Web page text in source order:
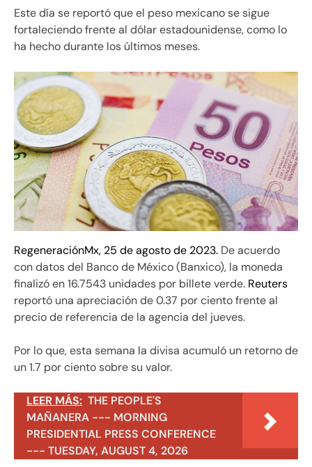
Este día se reportó que el peso mexicano se sigue
fortaleciendo frente al dólar estadounidense, como lo
ha hecho durante los últimos meses.
RegeneraciónMx, 25 de agosto de 2023. De acuerdo
con datos del Banco de México (Banxico), la moneda
finalizó en 16.7543 unidades por billete verde. Reuters
reportó una apreciación de 0.37 por ciento frente al
precio de referencia de la agencia del jueves.
Por lo que, esta semana la divisa acumuló un retorno de
un 1.7 por ciento sobre su valor.
LEER MÁS: THE PEOPLE'S
MAÑANERA --- MORNING
PRESIDENTIAL PRESS CONFERENCE
--- TUESDAY, AUGUST 4, 2026